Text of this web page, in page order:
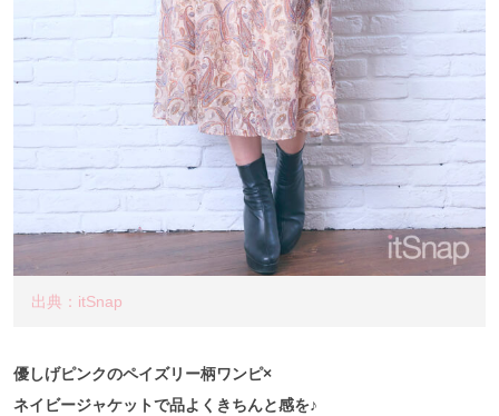
出典：itSnap
優しげピンクのペイズリー柄ワンピ×
ネイビージャケットで品よくきちんと感を♪